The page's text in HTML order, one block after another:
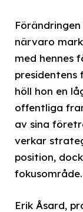
närvaro
med hennes
presidentens
höll hon en
offentliga
av sina
verkar
position,
fokusområde.
Erik Åsard,